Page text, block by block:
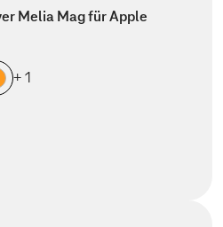
Melia Mag für Apple
+ 1